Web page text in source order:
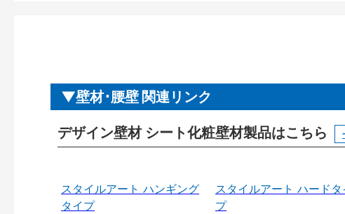
壁材･腰壁 関連リンク
デザイン壁材 シート化粧壁材製品はこちら
スタイルアート ハンギング
タイプ
スタイルアート ハードタ
プ